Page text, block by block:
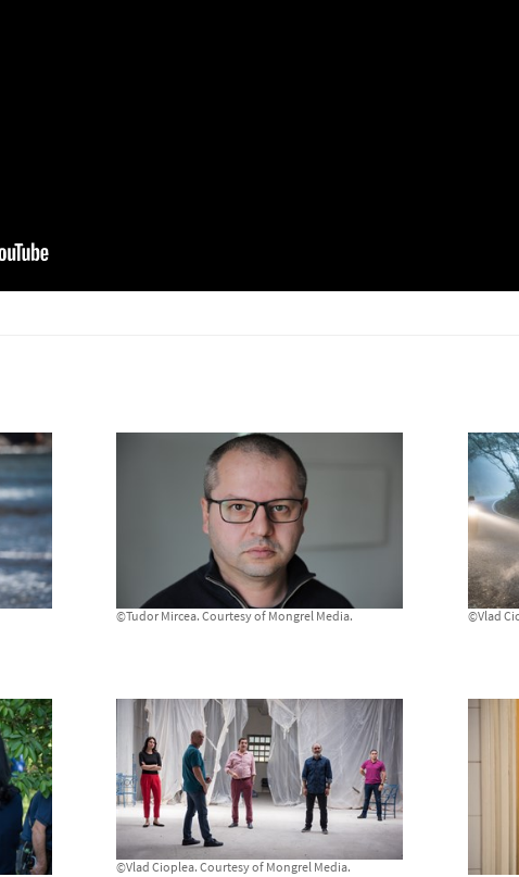
©Tudor Mircea. Courtesy of Mongrel Media. ©Vlad
©Vlad Cioplea. Courtesy of Mongrel Media.